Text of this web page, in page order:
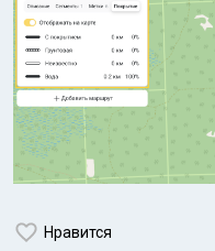
Нравится